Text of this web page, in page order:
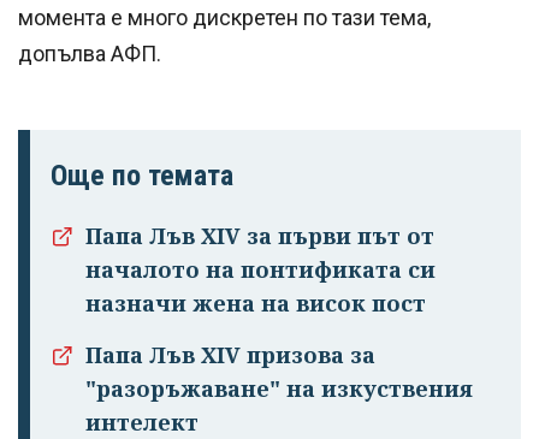
момента е много дискретен по тази тема,
допълва АФП.
Още по темата
Папа Лъв XIV за първи път от
началото на понтификата си
назначи жена на висок пост
Папа Лъв XIV призова за
"разоръжаване" на изкуствения
интелект